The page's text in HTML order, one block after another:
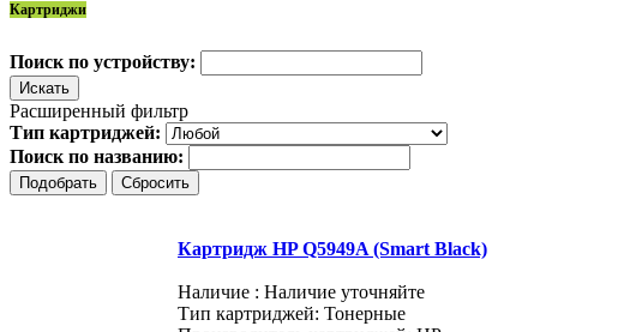
Картриджи
Поиск по устройству:
Расширенный фильтр
Тип картриджей:
Поиск по названию:
Картридж HP Q5949A (Smart Black)
Наличие : Наличие уточняйте
Тип картриджей: Тонерные